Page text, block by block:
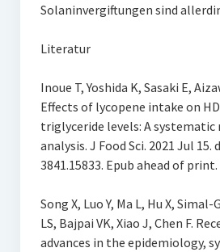
Solaninvergiftungen sind
Literatur
Inoue T, Yoshida K, Sasaki E,
Effects of lycopene intake on
triglyceride levels: A
analysis. J Food Sci. 2021 Jul 15.
3841.15833. Epub ahead of print.
Song X, Luo Y, Ma L, Hu X,
LS, Bajpai VK, Xiao J, Chen F.
advances in the epidemiology,